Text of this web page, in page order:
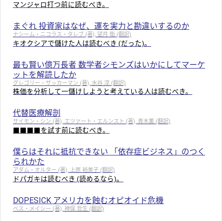
マンジャロ打つ前に読むべき。
まぐれ 投資家はなぜ、運を実力と勘違いするのか
ナシーム・ニコラス・タレブ (著), 望月 衛 (翻訳)
キオクシアで儲けた人は読むべき (だった)。
最も賢い億万長者 数学者シモンズはいかにしてマーケ
ットを解読したか
グレゴリー・ザッカーマン (著), 水谷 淳 (翻訳)
株価を分析して一儲けしようと考えている人は読むべき。
代替医療解剖
サイモン・シン (著), エツァート・エルンスト (著), 青木薫 (翻訳)
■■■■を試す前に読むべき。
僕らはそれに抵抗できない 「依存症ビジネス」のつく
られかた
アダム・オルター (著), 上原 裕美子 (翻訳)
ドパガキは読むべき (読めるなら)。
DOPESICK アメリカを蝕むオピオイド危機
ベス・メイシー (著), 神保 哲生 (翻訳)